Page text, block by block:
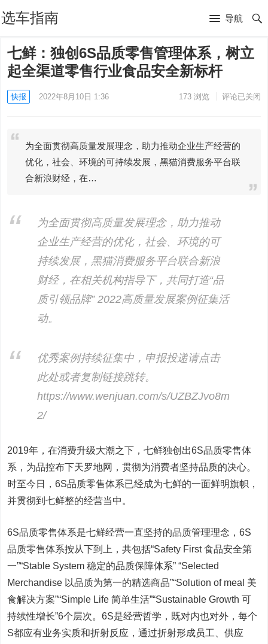
选车指南 导航
七鲜：独创6S品质零售管理体系，树立
起全渠道零售行业食品安全新标杆
快报 2022年8月10日 1:36 173浏览 评论已关闭
为全面贯彻高质量发展理念，助力推动企业生产经营的
优化，社会、环境的可持续发展，黑猫消费服务平台联
合新浪财经，在…
为全面贯彻高质量发展理念，助力推动
企业生产经营的优化，社会、环境的可
持续发展，黑猫消费服务平台联合新浪
财经，在相关机构指导下，共同打造“品
质引领品牌” 2022高质量发展案例征集活
动。
优秀案例持续征集中，申报投递请点击
此处或者复制链接跳转。
https://www.wenjuan.com/s/UZBZJvo8m
2/
2019年，在消费升级大潮之下，七鲜独创出6S品质零售体
系，为品控布下天罗地网，贯彻为消费者坚持品质的决心。
时至今日，6S品质零售体系已经成为七鲜的一面鲜明旗帜，
并贯彻到七鲜整的经营当中。
6S品质零售体系是七鲜经营一直坚持的品质管理理念，6S
品质零售体系按从下到上，共包括“Safety First 食品安全第
一”“Stable System 稳定的品质保障体系” “Selected
Merchandise 以品质为第一的精选商品”“Solution of meal 美
食解决方案”“Simple Life 简单生活”“Sustainable Growth 可
持续性增长”6个层次。6S是经营哲学，既对内也对外，每个
S都应有业务实质和折射反应，通过折射形成员工、供应